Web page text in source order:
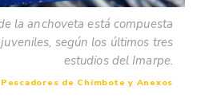
la anchoveta está compuesta
según los últimos tres
estudios del Imarpe.
de Chimbote y Anexos